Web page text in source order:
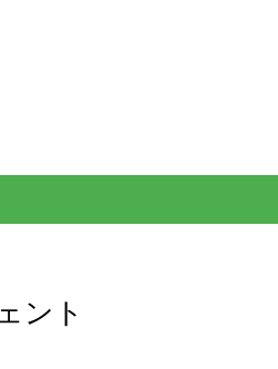
ント